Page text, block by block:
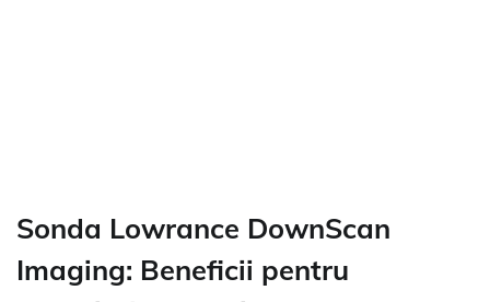
Sonda Lowrance DownScan
Imaging: Beneficii pentru